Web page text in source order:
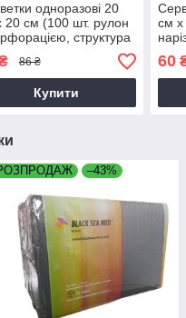
одноразові 20
20 см (100 шт. рулон
структура
86 ₴
Купити
см
60
–43%